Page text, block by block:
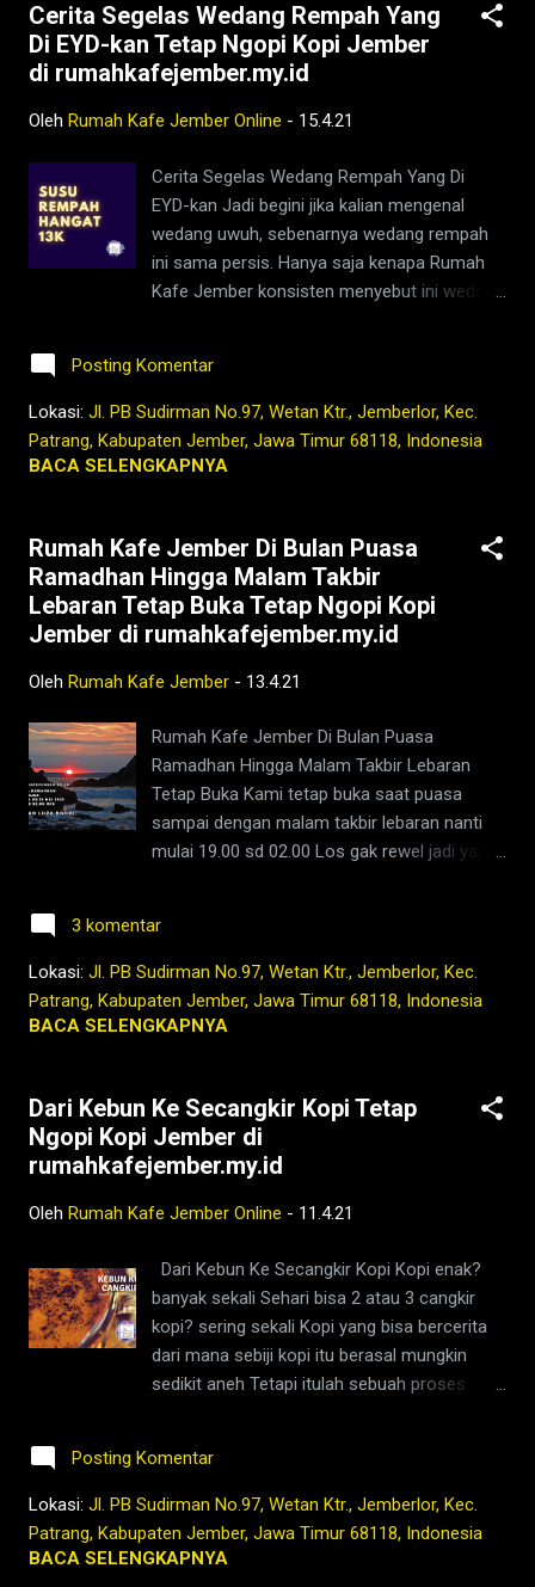
Kopi Jember di www.rumahkafejember.my.id
KOPI ROBUSTA ARABIKA JEMBER 2021
@rumahkafejember #ngopi #kopi #jember
#jemberhits #ngopimalam #coffee
#kopihijau #kopienak #coffeetime
#coffeeaddict #ngopisore #rokenrol
#coffeebeans #coffeelovers #instagood
#barista #coffeeholic #kopilokal
#photooftheday #TetapProtokolNewNormal
kopi,jember,rumah,kafe,kedai,es kopi
Cerita Segelas Wedang Rempah Yang
Di EYD-kan Tetap Ngopi Kopi Jember
di rumahkafejember.my.id
Oleh Rumah Kafe Jember Online - 15.4.21
Cerita Segelas Wedang Rempah Yang Di
EYD-kan Jadi begini jika kalian mengenal
wedang uwuh, sebenarnya wedang rempah
ini sama persis. Hanya saja kenapa Rumah
Kafe Jember konsisten menyebut ini wedang
Surakarta. Ya, sederhananya ini menyangkut
bagaimana sebuah produk kuliner dikenal
oleh penggemarnya secara mudah. Caranya
ya harus di EYD-kan. Apa itu EYD? EYD
mirip tetapi ini lebih ke pendekatan kultural
dimana kata "Rempah" jauh lebih dikenal di
daerah Jember sendiri. Berbeda dengan
"Uwuh" yang memang lebih terkenal di daerah
jauh lebih dikenal dengan wedang uwuh Kalau
Surakarta sekitarnya menggunakan gula
batu, di rumah Kafe Jember menggunakan
gula merah karena ada banyak yang suka
penggunaan gula merah dari pada gula putih,
ini ju...
Posting Komentar
Lokasi: Jl. PB Sudirman No.97, Wetan Ktr., Jemberlor, Kec.
Patrang, Kabupaten Jember, Jawa Timur 68118, Indonesia
BACA SELENGKAPNYA
Rumah Kafe Jember Di Bulan Puasa
Ramadhan Hingga Malam Takbir
Lebaran Tetap Buka Tetap Ngopi Kopi
Jember di rumahkafejember.my.id
Oleh Rumah Kafe Jember - 13.4.21
Rumah Kafe Jember Di Bulan Puasa
Ramadhan Hingga Malam Takbir Lebaran
Tetap Buka Kami tetap buka saat puasa
sampai dengan malam takbir lebaran nanti
mulai 19.00 sd 02.00 Los gak rewel jadi yang
Kopi Jember di www.rumahkafejember.my.id
KOPI ROBUSTA ARABIKA JEMBER 2021
@rumahkafejember #ngopi #kopi #jember
#tubruk #wedang #uwuh #rempah
#kopihijau #kopienak #coffeetime
#coffeeaddict #ngopisore #rokenrol
#coffeebeans #coffeelovers #instagood
#photooftheday #TetapProtokolNewNormal
kopi,jember,rumah,kafe,kedai,es kopi
susu,wedang
rempah,barista,robusta,arabika,ngopi,warung,
bisnis,bukber,buka bersama,sahur
bersama,ngaji,ramadhan,lebaran,ketupat,berit
lambung,2021,tubruk,pandemi,covid19,youtub
usanta...
3 komentar
Lokasi: Jl. PB Sudirman No.97, Wetan Ktr., Jemberlor, Kec.
Patrang, Kabupaten Jember, Jawa Timur 68118, Indonesia
BACA SELENGKAPNYA
Dari Kebun Ke Secangkir Kopi Tetap
Ngopi Kopi Jember di
rumahkafejember.my.id
Oleh Rumah Kafe Jember Online - 11.4.21
Dari Kebun Ke Secangkir Kopi Kopi enak?
banyak sekali Sehari bisa 2 atau 3 cangkir
kopi? sering sekali Kopi yang bisa bercerita
dari mana sebiji kopi itu berasal mungkin
sedikit aneh Tetapi itulah sebuah proses
telaten mempersiapkan kopi dengan
sepenuh hati Rasa enak dan kesukaan akan
kopi kita akan semakin membumbung jika
secangkir kopimu bisa bercerita dan itu
Posting Komentar
Lokasi: Jl. PB Sudirman No.97, Wetan Ktr., Jemberlor, Kec.
Patrang, Kabupaten Jember, Jawa Timur 68118, Indonesia
BACA SELENGKAPNYA